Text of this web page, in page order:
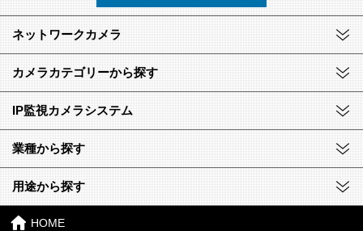
ネットワークカメラ
カメラカテゴリーから探す
IP監視カメラシステム
業種から探す
用途から探す
HOME